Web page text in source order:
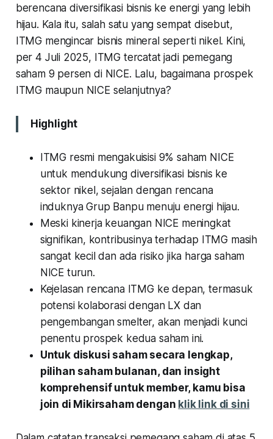
berencana diversifikasi bisnis ke energi yang lebih
hijau. Kala itu, salah satu yang sempat disebut,
ITMG mengincar bisnis mineral seperti nikel. Kini,
per 4 Juli 2025, ITMG tercatat jadi pemegang
saham 9 persen di NICE. Lalu, bagaimana prospek
ITMG maupun NICE selanjutnya?
Highlight
ITMG resmi mengakuisisi 9% saham NICE
untuk mendukung diversifikasi bisnis ke
sektor nikel, sejalan dengan rencana
induknya Grup Banpu menuju energi hijau.
Meski kinerja keuangan NICE meningkat
signifikan, kontribusinya terhadap ITMG masih
sangat kecil dan ada risiko jika harga saham
NICE turun.
Kejelasan rencana ITMG ke depan, termasuk
potensi kolaborasi dengan LX dan
pengembangan smelter, akan menjadi kunci
penentu prospek kedua saham ini.
Untuk diskusi saham secara lengkap,
pilihan saham bulanan, dan insight
komprehensif untuk member, kamu bisa
join di Mikirsaham dengan klik link di sini